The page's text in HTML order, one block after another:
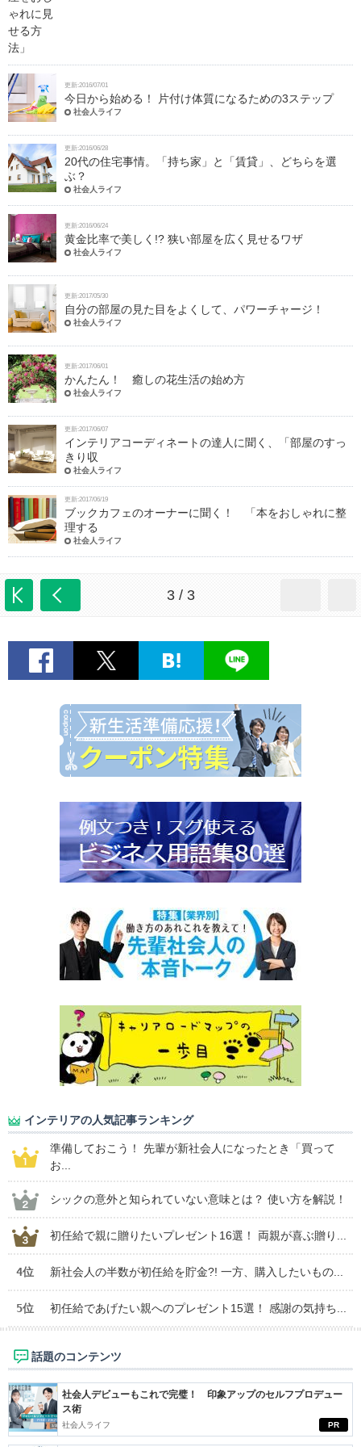
更新:2016/07/01
今日から始める！ 片付け体質になるための3ステップ
社会人ライフ
更新:2016/06/28
20代の住宅事情。「持ち家」と「賃貸」、どちらを選
ぶ？
社会人ライフ
更新:2016/06/24
黄金比率で美しく!? 狭い部屋を広く見せるワザ
社会人ライフ
更新:2017/05/30
自分の部屋の見た目をよくして、パワーチャージ！
社会人ライフ
更新:2017/06/01
かんたん！ 癒しの花生活の始め方
社会人ライフ
更新:2017/06/07
インテリアコーディネートの達人に聞く、「部屋のすっ
きり収
社会人ライフ
更新:2017/06/19
ブックカフェのオーナーに聞く！ 「本をおしゃれに整
理する
社会人ライフ
3 / 3
インテリアの人気記事ランキング
準備しておこう！ 先輩が新社会人になったとき「買って
お...
シックの意外と知られていない意味とは？ 使い方を解説！
初任給で親に贈りたいプレゼント16選！ 両親が喜ぶ贈り...
4位 新社会人の半数が初任給を貯金?! 一方、購入したいもの...
5位 初任給であげたい親へのプレゼント15選！ 感謝の気持ち...
話題のコンテンツ
PR
社会人デビューもこれで完璧！ 印象アップのセルフプロデュー
ス術
社会人ライフ